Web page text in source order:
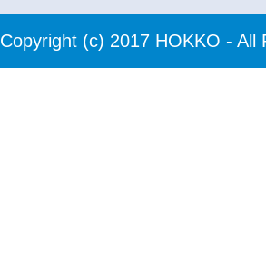
Copyright (c) 2017 HOKKO - All